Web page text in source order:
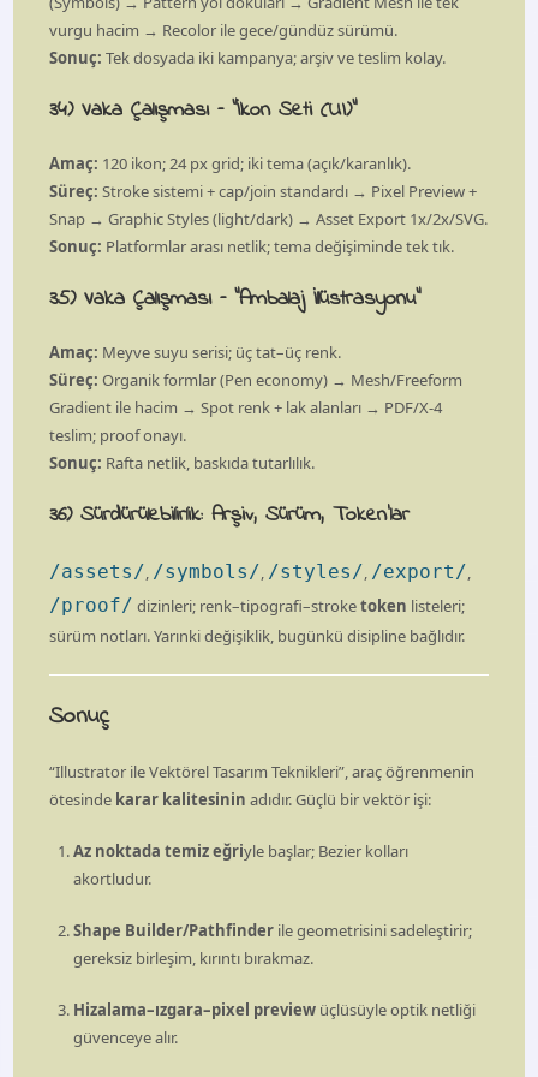
vurgu hacim → Recolor ile gece/gündüz sürümü.
Sonuç: Tek dosyada iki kampanya; arşiv ve teslim kolay.
34) Vaka Çalışması – “İkon Seti (UI)”
Amaç: 120 ikon; 24 px grid; iki tema (açık/karanlık).
Süreç: Stroke sistemi + cap/join standardı → Pixel Preview +
Snap → Graphic Styles (light/dark) → Asset Export 1x/2x/SVG.
Sonuç: Platformlar arası netlik; tema değişiminde tek tık.
35) Vaka Çalışması – “Ambalaj İllüstrasyonu”
Amaç: Meyve suyu serisi; üç tat–üç renk.
Süreç: Organik formlar (Pen economy) → Mesh/Freeform
Gradient ile hacim → Spot renk + lak alanları → PDF/X-4
teslim; proof onayı.
Sonuç: Rafta netlik, baskıda tutarlılık.
36) Sürdürülebilirlik: Arşiv, Sürüm, Token’lar
/assets/ /symbols/ /styles/ /export/
/proof/ dizinleri; renk–tipografi–stroketoken listeleri;
sürüm notları. Yarınki değişiklik, bugünkü disipline bağlıdır.
Sonuç
“Illustrator ile Vektörel Tasarım Teknikleri”, araç öğrenmenin
ötesinde karar kalitesinin adıdır. Güçlü bir vektör işi:
Az noktada temiz eğriyle başlar; Bezier kolları
akortludur.
Shape Builder/Pathfinder ile geometrisini sadeleştirir;
gereksiz birleşim, kırıntı bırakmaz.
Hizalama–ızgara–pixel preview üçlüsüyle optik netliği
güvenceye alır.